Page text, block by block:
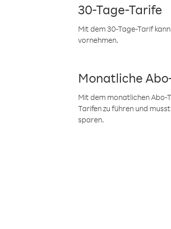
30-Tage-Tarife
Mit dem 30-Tage-Tarif
vornehmen.
Monatliche
Mit dem monatlichen Abo-
Tarifen zu führen und
sparen.